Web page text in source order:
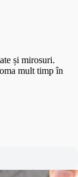
și mirosuri.
mult timp în